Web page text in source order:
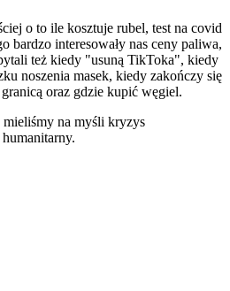
o to ile kosztuje rubel, test na covid
bardzo interesowały nas ceny paliwa,
też kiedy "usuną TikToka", kiedy
noszenia masek, kiedy zakończy się
oraz gdzie kupić węgiel.
mieliśmy na myśli kryzys